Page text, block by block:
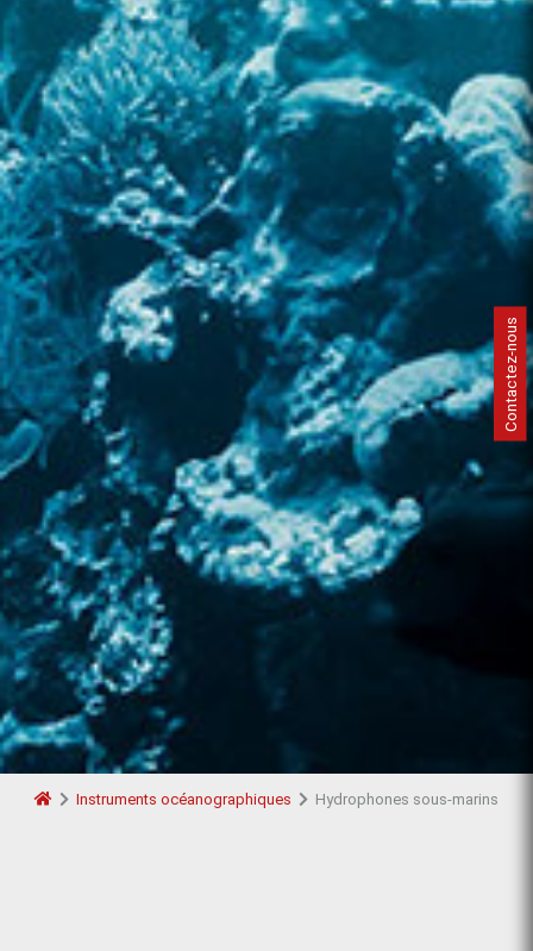
Instruments océanographiques Hydrophones sous-marins
Contactez-nous